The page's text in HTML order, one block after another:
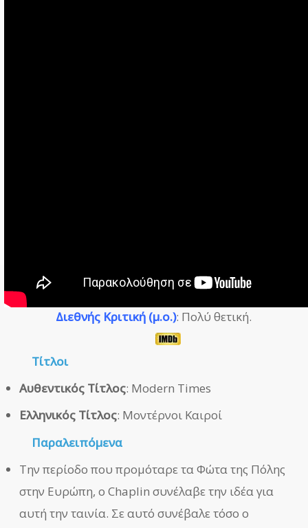
Διεθνής Κριτική (μ.ο.): Πολύ θετική.
Τίτλοι
Αυθεντικός Τίτλος: Modern Times
Ελληνικός Τίτλος: Μοντέρνοι Καιροί
Παραλειπόμενα
Την περίοδο που προμόταρε τα Φώτα της Πόλης
στην Ευρώπη, ο Chaplin συνέλαβε την ιδέα για
αυτή την ταινία. Σε αυτό συνέβαλε τόσο ο